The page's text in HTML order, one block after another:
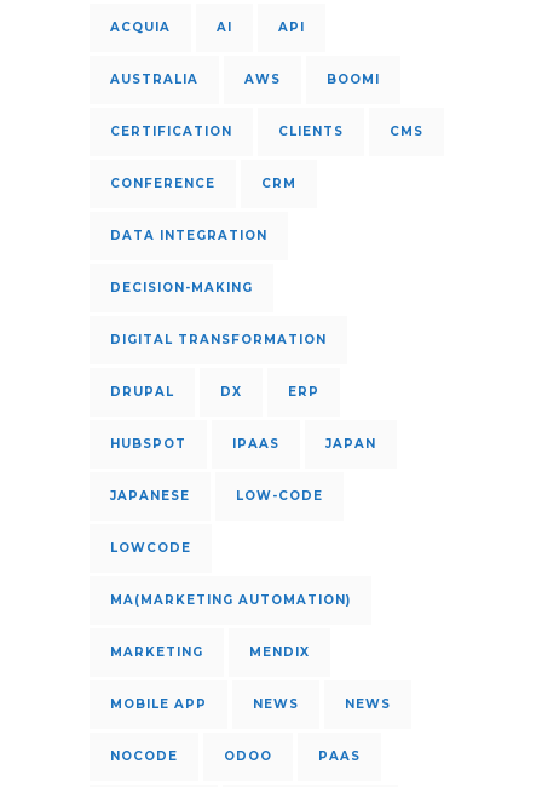
ACQUIA AI API
AUSTRALIA AWS BOOMI
CERTIFICATION CLIENTS CMS
CONFERENCE CRM
DATA INTEGRATION
DECISION-MAKING
DIGITAL TRANSFORMATION
DRUPAL DX ERP
HUBSPOT IPAAS JAPAN
JAPANESE LOW-CODE
LOWCODE
MA(MARKETING AUTOMATION)
MARKETING MENDIX
MOBILE APP NEWS NEWS
NOCODE ODOO PAAS